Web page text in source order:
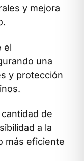
y mejora
el
una
y protección
de
a la
más eficiente